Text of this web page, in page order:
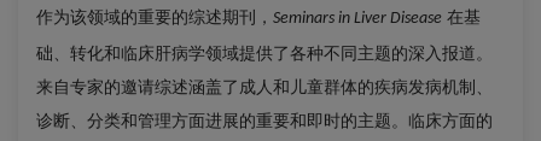
作为该领域的重要的综述期刊， Seminars in Liver Disease 在基
础、转化和临床肝病学领域提供了各种不同主题的深入报道。
来自专家的邀请综述涵盖了成人和儿童群体的疾病发病机制、
诊断、分类和管理方面进展的重要和即时的主题。临床方面的